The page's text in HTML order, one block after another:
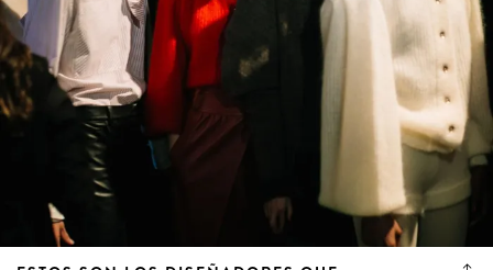
ESTOS SON LOS DISEÑADORES QUE